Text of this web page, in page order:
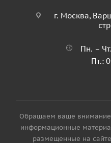
г. Москва,
Пн. –
Пт.:
Обращаем ваше внимание
информационные
размещенные на